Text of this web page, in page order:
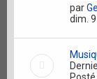
par
dim.